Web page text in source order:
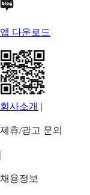
앱 다운로드
회사소개 |
제휴/광고 문의
|
채용정보